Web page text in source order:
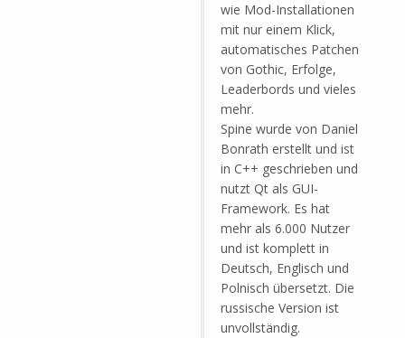
wie Mod-Installationen
mit nur einem Klick,
automatisches Patchen
von Gothic, Erfolge,
Leaderbords und vieles
mehr.
Spine wurde von Daniel
Bonrath erstellt und ist
in C++ geschrieben und
nutzt Qt als GUI-
Framework. Es hat
mehr als 6.000 Nutzer
und ist komplett in
Deutsch, Englisch und
Polnisch übersetzt. Die
russische Version ist
unvollständig.